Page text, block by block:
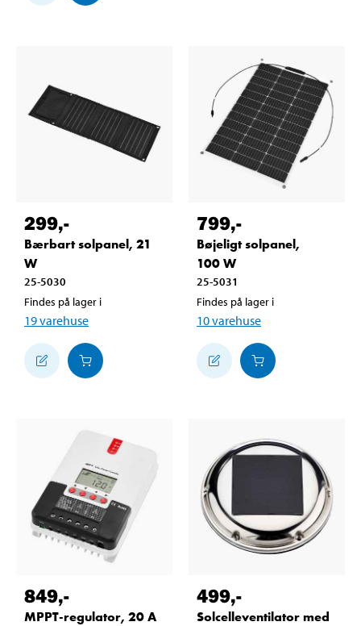
299,-
Bærbart solpanel, 21
W
25-5030
Findes på lager i
19varehuse
799,-
Bøjeligt solpanel,
100 W
25-5031
Findes på lager i
10varehuse
849,-
MPPT-regulator, 20 A
499,-
Solcelleventilator med